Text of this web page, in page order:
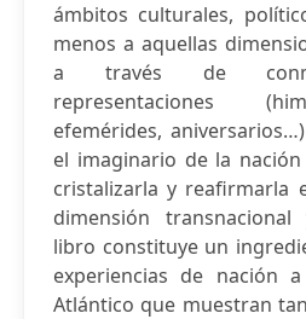
ámbitos culturales,
menos a aquellas
a través de
representaciones
efemérides,
el imaginario de la
cristalizarla y reafirmarla
dimensión
libro constituye un
experiencias de nación
Atlántico que muestran